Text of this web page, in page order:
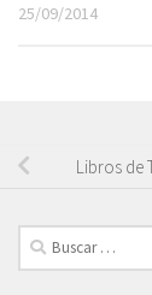
25/09/2014
Libros de
Buscar: